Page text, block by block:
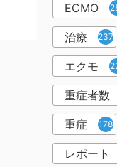
ECMO
治療 237
エクモ
重症者数
重症 178
レポート